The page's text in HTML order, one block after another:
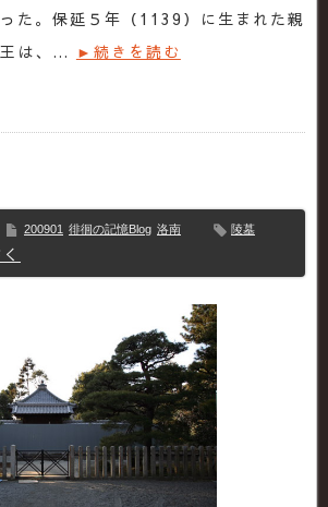
った。保延５年（1139）に生まれた親
王は、… ►続きを読む
200901 徘徊の記憶Blog 洛南 陵墓